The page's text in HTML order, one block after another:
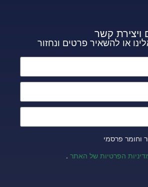
ויצירת קשר
או להשאיר פרטים ונחזור
וחומר פרסמי
הפרטיות של האתר .